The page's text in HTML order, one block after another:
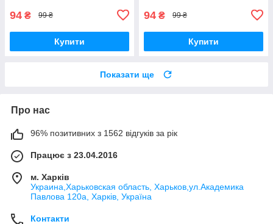
94 ₴ 99 ₴
Купити
94 ₴ 99 ₴
Купити
Показати ще
Про нас
96% позитивних з 1562 відгуків за рік
Працює з 23.04.2016
м. Харків
Украина,Харьковская область, Харьков,ул.Академика
Павлова 120а, Харків, Україна
Контакти